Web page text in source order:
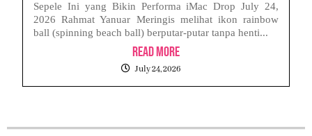
Sepele Ini yang Bikin Performa iMac Drop July 24,
2026 Rahmat Yanuar Meringis melihat ikon rainbow
ball (spinning beach ball) berputar-putar tanpa henti...
Read More
July 24, 2026